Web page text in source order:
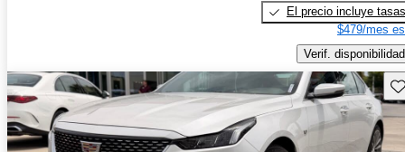
El precio incluye tasas
$479/mes
Verif. disponibilidad